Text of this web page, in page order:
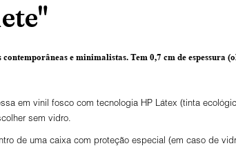
e minimalistas. Tem 0,7 cm de espessura
em vinil fosco com tecnologia HP Látex (tinta
sem vidro.
de uma caixa com proteção especial (em caso de